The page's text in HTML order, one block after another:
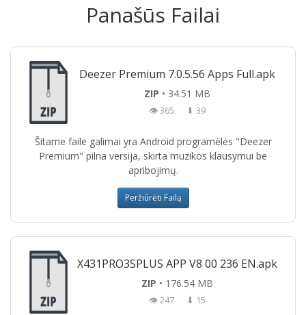
Panašūs Failai
Deezer Premium 7.0.5.56 Apps Full.apk
ZIP • 34.51 MB
👁 365 ⬇ 39
Šitame faile galimai yra Android programėlės "Deezer
Premium" pilna versija, skirta muzikos klausymui be
apribojimų.
Peržiūrėti Failą
X431PRO3SPLUS APP V8 00 236 EN.apk
ZIP • 176.54 MB
👁 247 ⬇ 15